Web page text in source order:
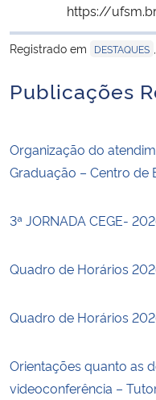
Secretaria-Geral
Banco Central do Brasil
Planalto
https://
Registrado em
DESTAQUES
Publicações
Organização do
Graduação – Centro de
3ª JORNADA CEGE-
Quadro de Horários
Quadro de Horários
Orientações quanto as
videoconferência –